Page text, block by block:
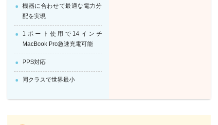
機器に合わせて最適な電力分
配を実現
1ポート使用で14インチ
MacBook Pro急速充電可能
PPS対応
同クラスで世界最小